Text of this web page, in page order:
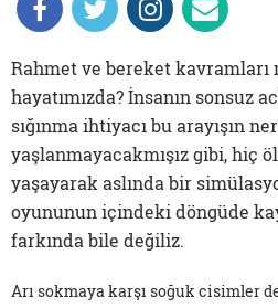
Rahmet ve bereket
hayatımızda? İnsanın sonsuz
sığınma ihtiyacı bu arayışın
yaşlanmayacakmışız gibi, hiç
yaşayarak aslında bir
oyununun içindeki döngüde
farkında bile değiliz.
Arı sokmaya karşı soğuk cisimler